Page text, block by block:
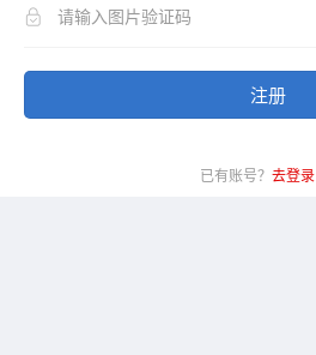
注册
已有账号？ 去登录